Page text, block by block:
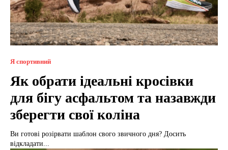
Я спортивний
Як обрати ідеальні кросівки
для бігу асфальтом та назавжди
зберегти свої коліна
Ви готові розірвати шаблон свого звичного дня? Досить
відкладати...